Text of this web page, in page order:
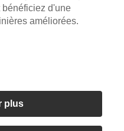
d'une
améliorées.
plus